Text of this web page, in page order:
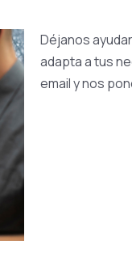
Déjanos
adapta a tus
email y nos